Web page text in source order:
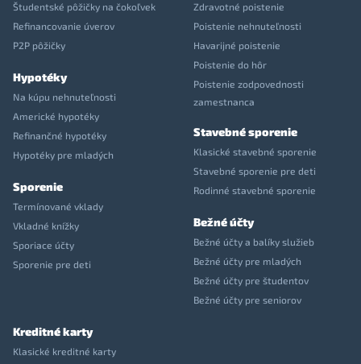
Študentské pôžičky na čokoľvek
Refinancovanie úverov
P2P pôžičky
Hypotéky
Na kúpu nehnuteľnosti
Americké hypotéky
Refinančné hypotéky
Hypotéky pre mladých
Sporenie
Termínované vklady
Vkladné knížky
Sporiace účty
Sporenie pre deti
Zdravotné poistenie
Poistenie nehnuteľnosti
Havarijné poistenie
Poistenie do hôr
Poistenie zodpovednosti
zamestnanca
Stavebné sporenie
Klasické stavebné sporenie
Stavebné sporenie pre deti
Rodinné stavebné sporenie
Bežné účty
Bežné účty a balíky služieb
Bežné účty pre mladých
Bežné účty pre študentov
Bežné účty pre seniorov
Kreditné karty
Klasické kreditné karty